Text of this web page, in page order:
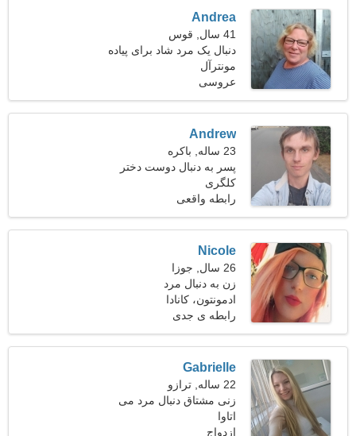
Andrea
41 سال, قوس
دنبال یک مرد شاد برای پیاده
روی می گردم
مونترآل
عروسی
Andrew
23 ساله, باکره
پسر به دنبال دوست دختر
است 21-28
کلگری
رابطه واقعی
Nicole
26 سال, جوزا
زن به دنبال مرد
ادمونتون، کانادا
رابطه ی جدی
Gabrielle
22 ساله, ترازو
زنی مشتاق دنبال مرد می
گردد
اتاوا
ازدواج